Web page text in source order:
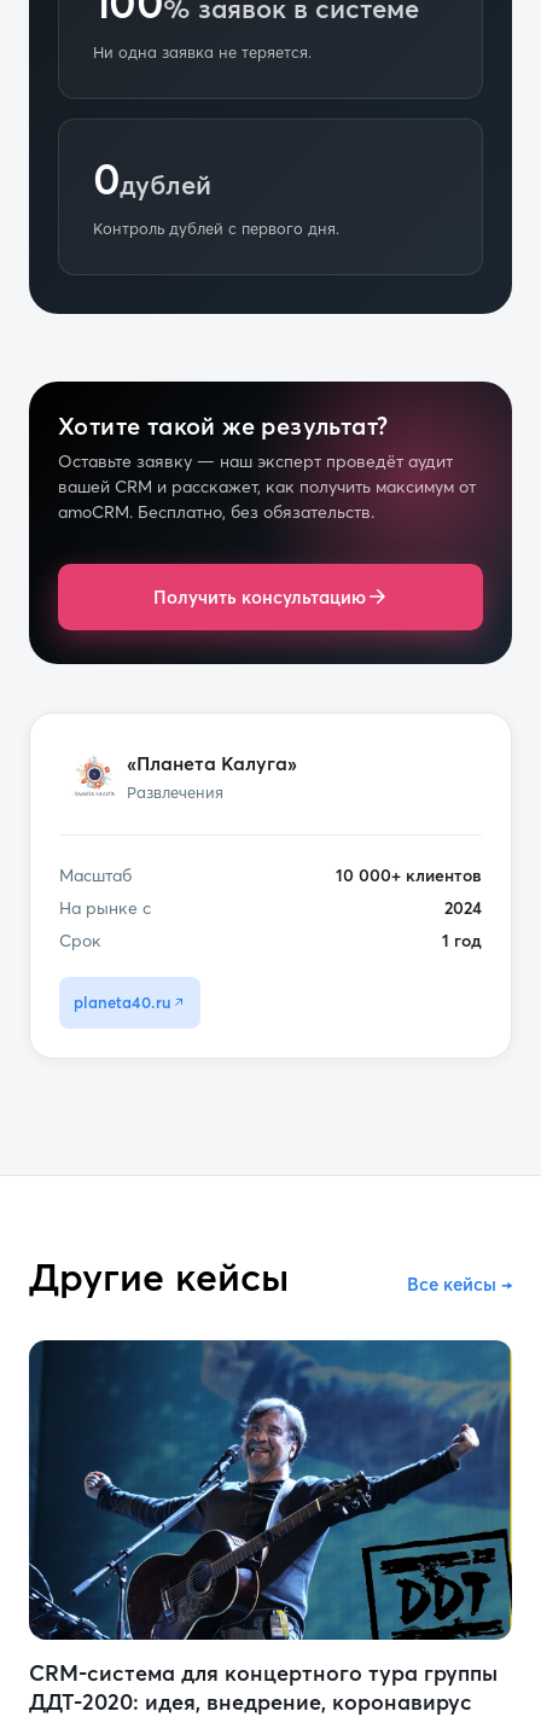
% заявок в системе
Ни одна заявка не теряется.
0дублей
Контроль дублей с первого дня.
Хотите такой же результат?
Оставьте заявку — наш эксперт проведёт аудит
вашей CRM и расскажет, как получить максимум от
amoCRM. Бесплатно, без обязательств.
Получить консультацию
«Планета Калуга»
Развлечения
Масштаб
10 000+ клиентов
На рынке с
2024
Срок
1 год
planeta40.ru
Другие кейсы Все кейсы →
CRM-система для концертного тура группы
ДДТ-2020: идея, внедрение, коронавирус